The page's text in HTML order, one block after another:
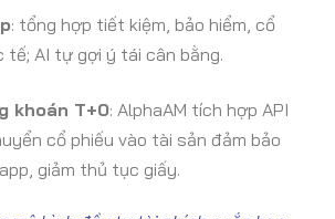
: tổng hợp tiết kiệm, bảo hiểm, cổ
tế; AI tự gợi ý tái cân bằng.
khoán T+0: AlphaAM tích hợp API
cổ phiếu vào tài sản đảm bảo
giảm thủ tục giấy.